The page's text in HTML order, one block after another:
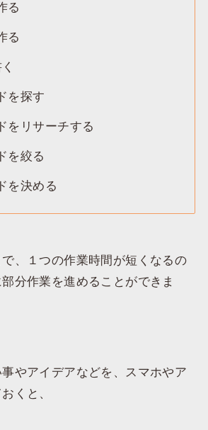
る
る
を探す
をリサーチする
を絞る
を決める
、１つの作業時間が短くなるの
分作業を進めることができま
やアイデアなどを、スマホやア
くと、